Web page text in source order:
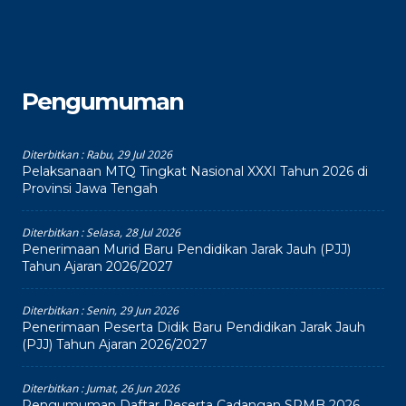
Pengumuman
Diterbitkan :Rabu, 29 Jul 2026
Pelaksanaan MTQ Tingkat Nasional XXXI Tahun 2026 di
Provinsi Jawa Tengah
Diterbitkan :Selasa, 28 Jul 2026
Penerimaan Murid Baru Pendidikan Jarak Jauh (PJJ)
Tahun Ajaran 2026/2027
Diterbitkan :Senin, 29 Jun 2026
Penerimaan Peserta Didik Baru Pendidikan Jarak Jauh
(PJJ) Tahun Ajaran 2026/2027
Diterbitkan :Jumat, 26 Jun 2026